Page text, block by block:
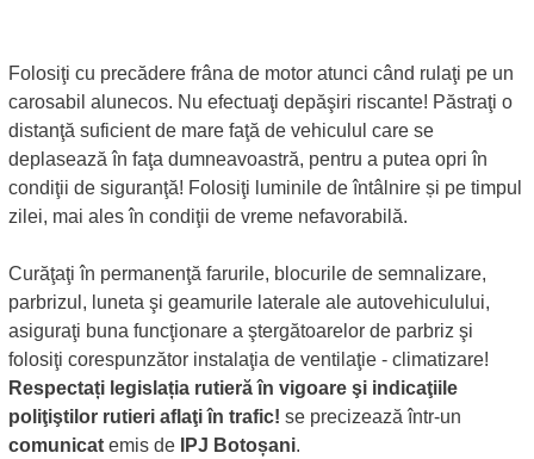
Folosiţi cu precădere frâna de motor atunci când rulaţi pe un
carosabil alunecos. Nu efectuaţi depăşiri riscante! Păstraţi o
distanţă suficient de mare faţă de vehiculul care se
deplasează în faţa dumneavoastră, pentru a putea opri în
condiţii de siguranţă! Folosiţi luminile de întâlnire și pe timpul
zilei, mai ales în condiţii de vreme nefavorabilă.
Curăţaţi în permanenţă farurile, blocurile de semnalizare,
parbrizul, luneta şi geamurile laterale ale autovehiculului,
asiguraţi buna funcţionare a ştergătoarelor de parbriz şi
folosiţi corespunzător instalaţia de ventilaţie - climatizare!
Respectați legislația rutieră în vigoare şi indicaţiile
poliţiştilor rutieri aflaţi în trafic! se precizează într-un
comunicatemis de IPJ Botoșani.